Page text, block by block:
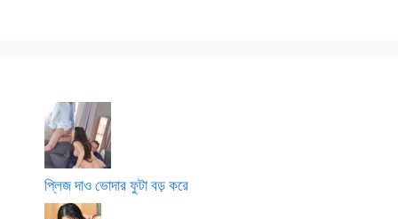
প্লিজ দাও ভোদার ফুটা বড় করে